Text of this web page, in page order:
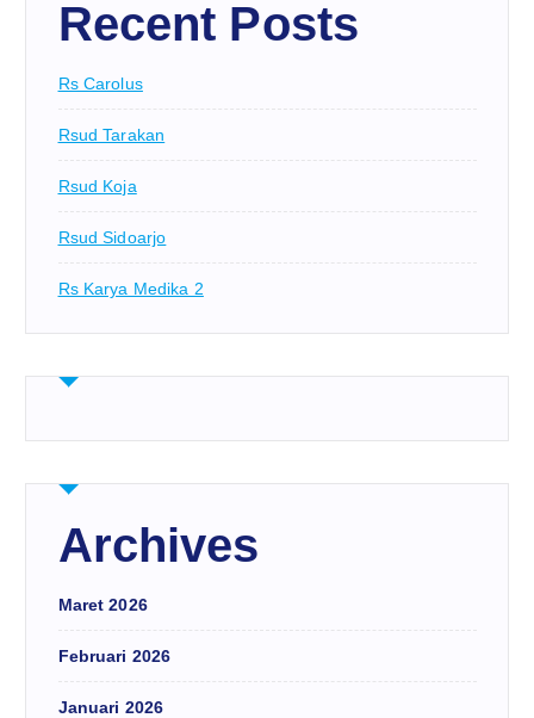
Recent Posts
Rs Carolus
Rsud Tarakan
Rsud Koja
Rsud Sidoarjo
Rs Karya Medika 2
Archives
Maret 2026
Februari 2026
Januari 2026